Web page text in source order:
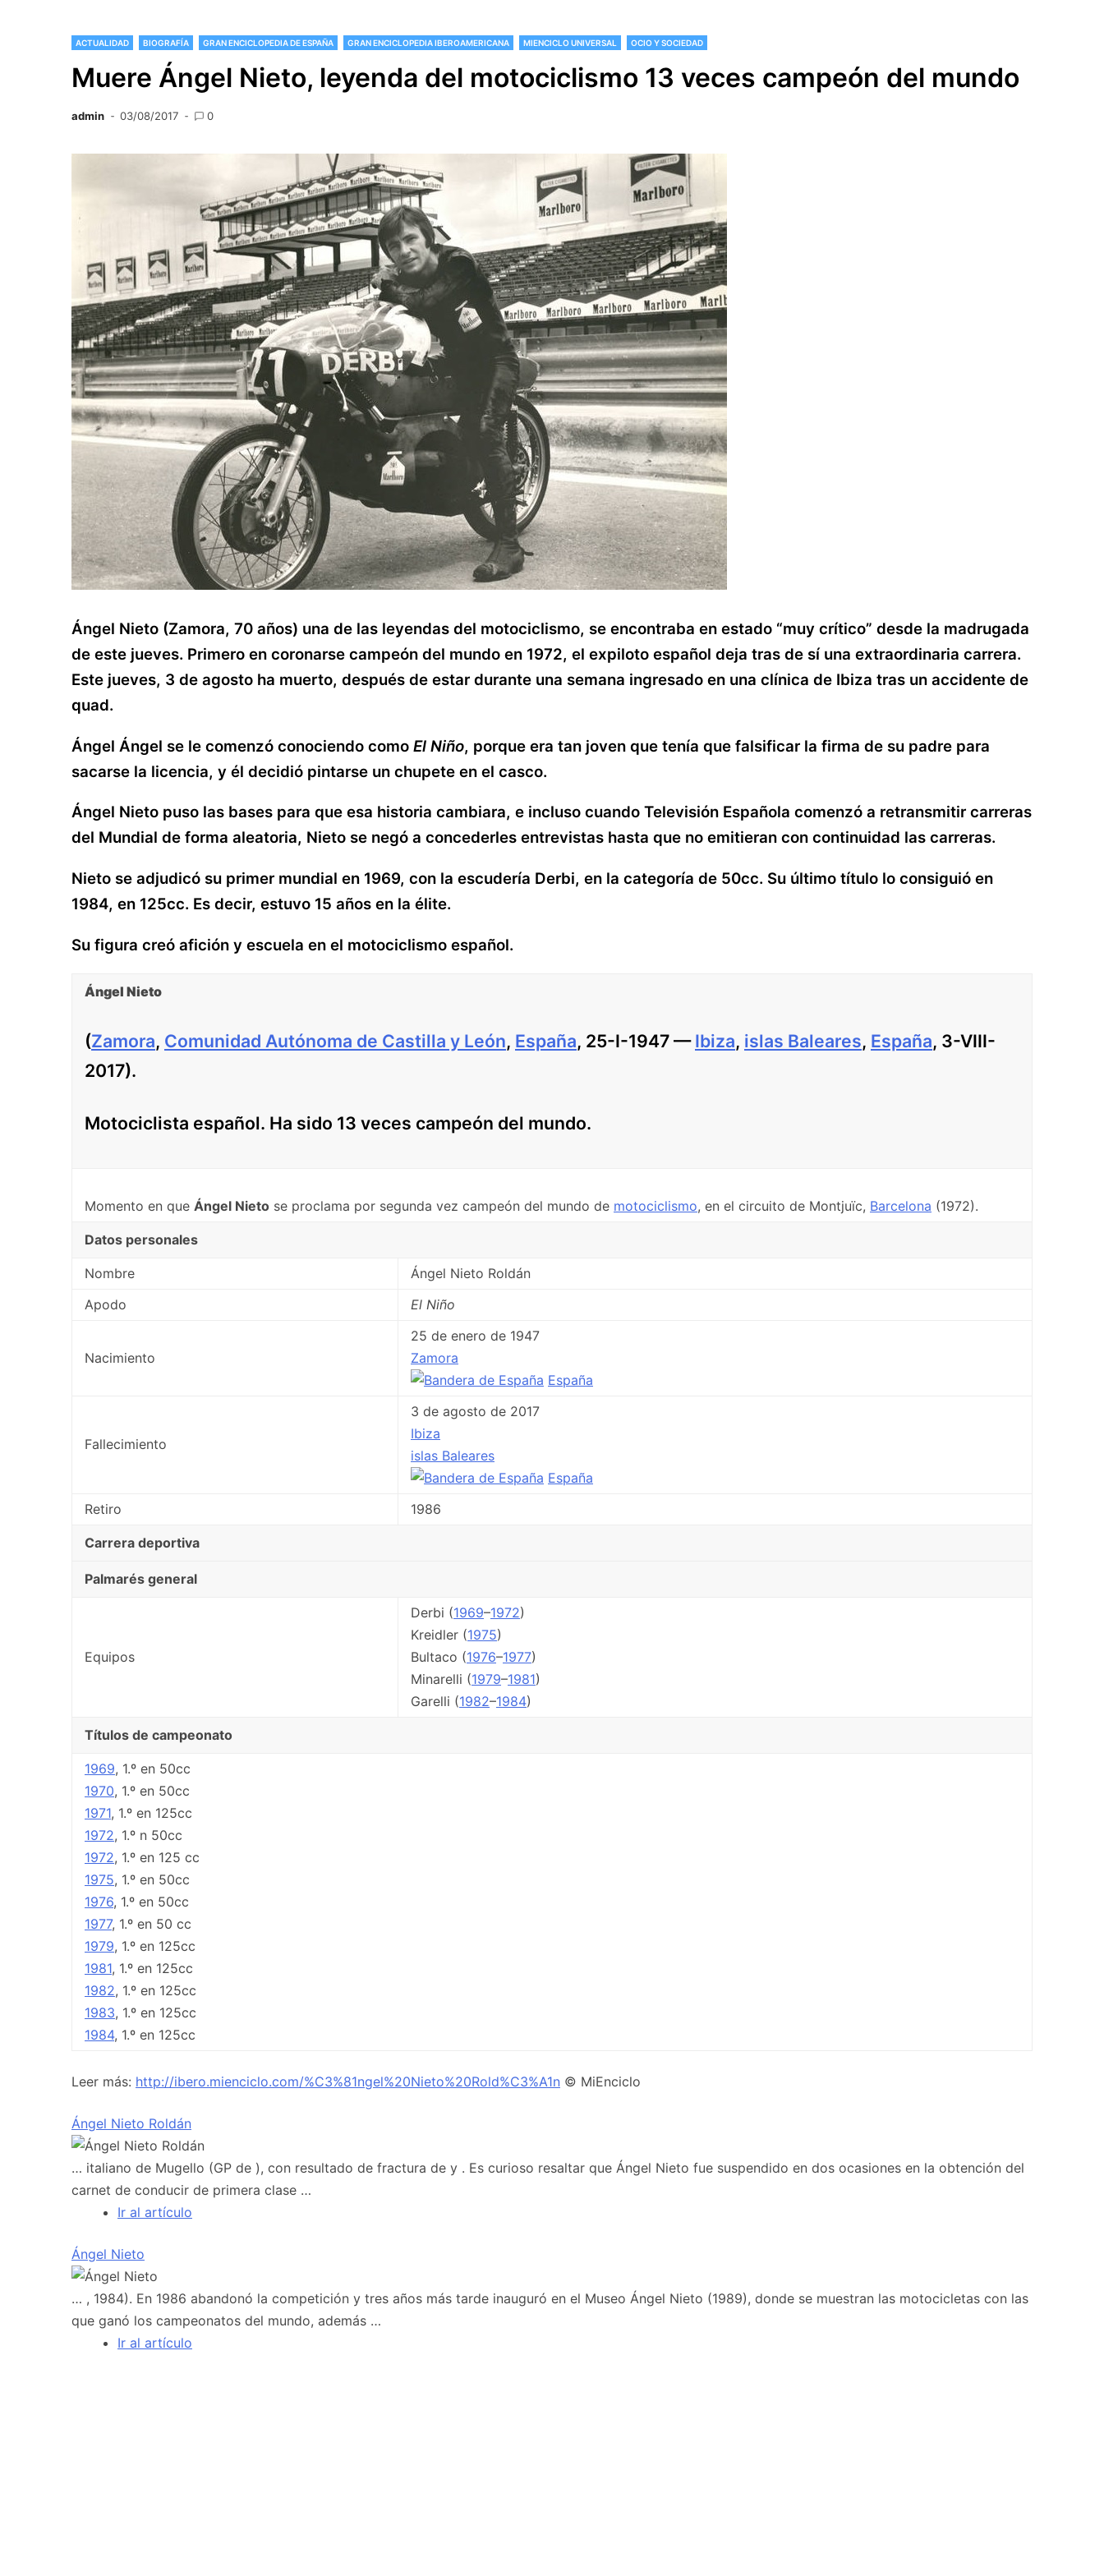
ACTUALIDAD BIOGRAFÍA GRAN ENCICLOPEDIA DE ESPAÑA GRAN ENCICLOPEDIA IBEROAMERICANA MIENCICLO UNIVERSAL OCIO Y SOCIEDAD
Muere Ángel Nieto, leyenda del motociclismo 13 veces campeón del mundo
admin 03/08/2017 0
Ángel Nieto (Zamora, 70 años) una de las leyendas del motociclismo, se encontraba en estado “muy crítico” desde la madrugada
de este jueves. Primero en coronarse campeón del mundo en 1972, el expiloto español deja tras de sí una extraordinaria carrera.
Este jueves, 3 de agosto ha muerto, después de estar durante una semana ingresado en una clínica de Ibiza tras un accidente de
quad.
Ángel Ángel se le comenzó conociendo como El Niño, porque era tan joven que tenía que falsificar la firma de su padre para
sacarse la licencia, y él decidió pintarse un chupete en el casco.
Ángel Nieto puso las bases para que esa historia cambiara, e incluso cuando Televisión Española comenzó a retransmitir carreras
del Mundial de forma aleatoria, Nieto se negó a concederles entrevistas hasta que no emitieran con continuidad las carreras.
Nieto se adjudicó su primer mundial en 1969, con la escudería Derbi, en la categoría de 50cc. Su último título lo consiguió en
1984, en 125cc. Es decir, estuvo 15 años en la élite.
Su figura creó afición y escuela en el motociclismo español.
Ángel Nieto
(Zamora, Comunidad Autónoma de Castilla y León, España, 25-I-1947 —Ibiza, islas Baleares, España, 3-VIII-
2017).
Motociclista español. Ha sido 13 veces campeón del mundo.
Momento en que Ángel Nieto se proclama por segunda vez campeón del mundo de motociclismo, en el circuito de Montjuïc, Barcelona (1972).
Datos personales
Nombre
Ángel Nieto Roldán
Apodo
El Niño
Nacimiento
25 de enero de 1947
Zamora
España
Fallecimiento
3 de agosto de 2017
Ibiza
islas Baleares
España
Retiro
1986
Carrera deportiva
Palmarés general
Equipos
Derbi (1969–1972)
Kreidler (1975)
Bultaco (1976–1977)
Minarelli (1979–1981)
Garelli (1982–1984)
Títulos de campeonato
1969, 1.º en 50cc
1970, 1.º en 50cc
1971, 1.º en 125cc
1972, 1.º n 50cc
1972, 1.º en 125 cc
1975, 1.º en 50cc
1976, 1.º en 50cc
1977, 1.º en 50 cc
1979, 1.º en 125cc
1981, 1.º en 125cc
1982, 1.º en 125cc
1983, 1.º en 125cc
1984, 1.º en 125cc
Leer más: http://ibero.mienciclo.com/%C3%81ngel%20Nieto%20Rold%C3%A1n © MiEnciclo
Ángel Nieto Roldán
… italiano de Mugello (GP de ), con resultado de fractura de y . Es curioso resaltar que Ángel Nieto fue suspendido en dos ocasiones en la obtención del
carnet de conducir de primera clase …
Ir al artículo
Ángel Nieto
… , 1984). En 1986 abandonó la competición y tres años más tarde inauguró en el Museo Ángel Nieto (1989), donde se muestran las motocicletas con las
que ganó los campeonatos del mundo, además …
Ir al artículo